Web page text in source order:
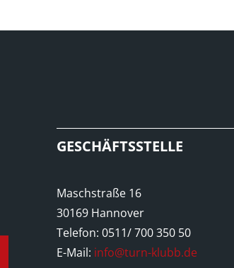
GESCHÄFTSSTELLE
Maschstraße 16
30169 Hannover
Telefon: 0511/ 700 350 50
E-Mail: info@turn-klubb.de